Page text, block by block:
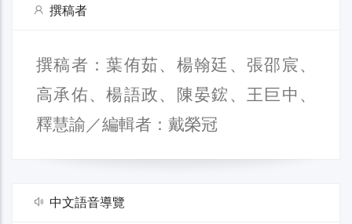
撰稿者
撰稿者：葉侑茹、楊翰廷、張邵宸、
高承佑、楊語政、陳晏鋐、王巨中、
釋慧諭／編輯者：戴榮冠
中文語音導覽